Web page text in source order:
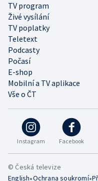
Instagram Facebook
TV program
Živé vysílání
TV poplatky
Teletext
Podcasty
Počasí
E-shop
Mobilní a TV aplikace
Vše o ČT
© Česká televize
English•Ochrana soukromí•